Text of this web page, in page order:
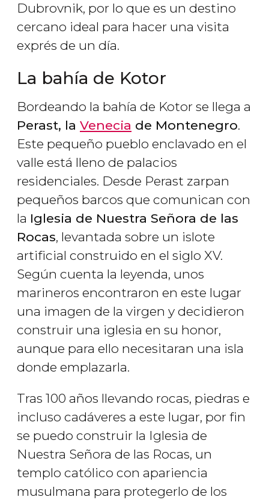
Dubrovnik, por lo que es un destino
cercano ideal para hacer una visita
exprés de un día.
La bahía de Kotor
Bordeando la bahía de Kotor se llega a
Perast, la Venecia de Montenegro.
Este pequeño pueblo enclavado en el
valle está lleno de palacios
residenciales. Desde Perast zarpan
pequeños barcos que comunican con
la Iglesia de Nuestra Señora de las
Rocas, levantada sobre un islote
artificial construido en el siglo XV.
Según cuenta la leyenda, unos
marineros encontraron en este lugar
una imagen de la virgen y decidieron
construir una iglesia en su honor,
aunque para ello necesitaran una isla
donde emplazarla.
Tras 100 años llevando rocas, piedras e
incluso cadáveres a este lugar, por fin
se puedo construir la Iglesia de
Nuestra Señora de las Rocas, un
templo católico con apariencia
musulmana para protegerlo de los